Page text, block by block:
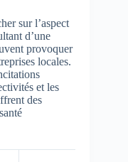
sur l’aspect
d’une
provoquer
locales.
et les
des